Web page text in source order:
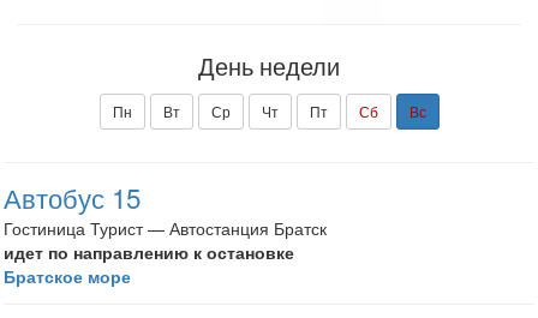
День недели
Пн Вт Ср Чт Пт Сб Вс
Автобус 15
Гостиница Турист — Автостанция Братск
идет по направлению к остановке
Братское море